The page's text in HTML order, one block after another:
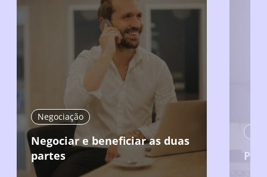
Negociação
Negociar e beneficiar as duas
partes